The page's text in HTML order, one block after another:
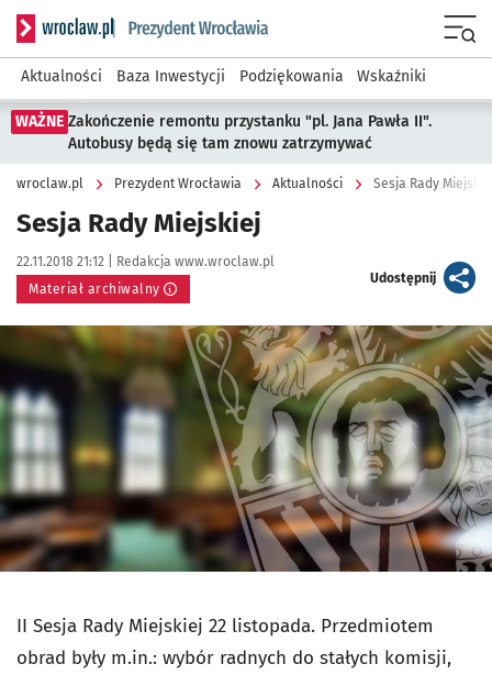
Serwis informacyjny wroclaw.pl podserwis: Prezydent
Aktualności Baza Inwestycji Podziękowania Wskaźniki
WAŻNE Zakończenie remontu przystanku "pl. Jana Pawła II".
Autobusy będą się tam znowu zatrzymywać
wroclaw.pl Prezydent Wrocławia Aktualności Sesja Rady
Sesja Rady Miejskiej
Data publikacji:
22.11.2018 21:12 | Autor:
Redakcja www.wroclaw.pl
Materiał archiwalny
Udostępnijartykuł
Kliknij, aby powiększyć
II Sesja Rady Miejskiej 22 listopada. Przedmiotem
obrad były m.in.: wybór radnych do stałych komisji,